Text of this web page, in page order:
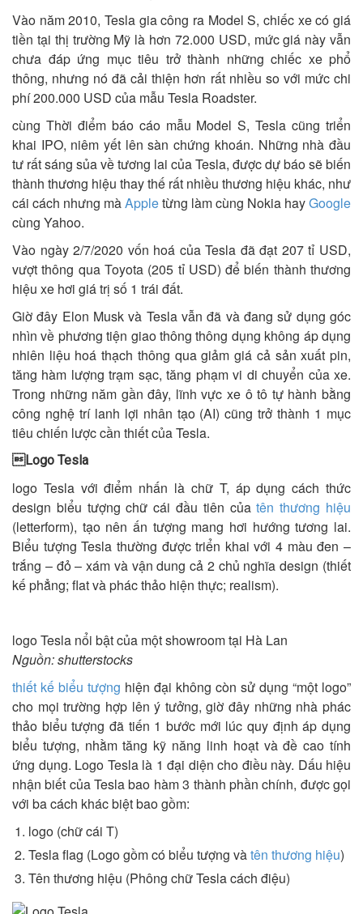
Vào năm 2010, Tesla gia công ra Model S, chiếc xe có giá
tiền tại thị trường Mỹ là hơn 72.000 USD, mức giá này vẫn
chưa đáp ứng mục tiêu trở thành những chiếc xe phổ
thông, nhưng nó đã cải thiện hơn rất nhiều so với mức chi
phí 200.000 USD của mẫu Tesla Roadster.
cùng Thời điểm báo cáo mẫu Model S, Tesla cũng triển
khai IPO, niêm yết lên sàn chứng khoán. Những nhà đầu
tư rất sáng sủa về tương lai của Tesla, được dự báo sẽ biến
thành thương hiệu thay thế rất nhiều thương hiệu khác, như
cái cách nhưng màAppletừng làm cùng Nokia hayGoogle
cùng Yahoo.
Vào ngày 2/7/2020 vốn hoá củaTesla đã đạt 207 tỉ USD,
vượt thông qua Toyota (205 tỉ USD) để biến thành thương
hiệu xe hơi giá trị số 1 trái đất.
Giờ đây Elon Musk và Tesla vẫn đã và đang sử dụng góc
nhìn về phương tiện giao thông thông dụng không áp dụng
nhiên liệu hoá thạch thông qua giảm giá cả sản xuất pin,
tăng hàm lượng trạm sạc, tăng phạm vi di chuyển của xe.
Trong những năm gần đây, lĩnh vực xe ô tô tự hành bằng
công nghệ trí lanh lợi nhân tạo (AI) cũng trở thành 1 mục
tiêu chiến lược cần thiết của Tesla.
Logo Tesla
logo Tesla với điểm nhấn là chữ T, áp dụng cách thức
design biểu tượng chữ cái đầu tiên củatên thương hiệu
(letterform), tạo nên ấn tượng mang hơi hướng tương lai.
Biểu tượng Tesla thường được triển khai với 4 màu đen –
trắng – đỏ – xám và vận dung cả 2 chủ nghĩa design (thiết
kế phẳng; flat và phác thảo hiện thực; realism).
logo Tesla nổi bật của một showroom tại Hà Lan
Nguồn:shutterstocks
thiết kế biểu tượng hiện đại không còn sử dụng “một logo”
cho mọi trường hợp lên ý tưởng, giờ đây những nhà phác
thảo biểu tượng đã tiến 1 bước mới lúc quy định áp dụng
biểu tượng, nhằm tăng kỹ năng linh hoạt và đề cao tính
ứng dụng. Logo Tesla là 1 đại diện cho điều này. Dấu hiệu
nhận biết của Tesla bao hàm 3 thành phần chính, được gọi
với ba cách khác biệt bao gồm:
logo (chữ cái T)
Tesla flag (Logo gồm có biểu tượng vàtên thương hiệu)
Tên thương hiệu (Phông chữ Tesla cách điệu)